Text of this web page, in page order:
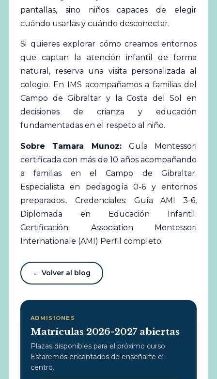
pantallas, sino niños capaces de elegir
cuándo usarlas y cuándo desconectar.
Si quieres explorar cómo creamos entornos
que captan la atención infantil de forma
natural, reserva una visita personalizada al
colegio. En IMS acompañamos a familias del
Campo de Gibraltar y la Costa del Sol en
decisiones de crianza y educación
fundamentadas en el respeto al niño.
Sobre Tamara Munoz: Guía Montessori
certificada con más de 10 años acompañando
a familias en el Campo de Gibraltar.
Especialista en pedagogía 0-6 y entornos
preparados.. Credenciales: Guía AMI 3-6,
Diplomada en Educación Infantil.
Certificación: Association Montessori
Internationale (AMI) Perfil completo.
← Volver al blog
ADMISIONES
Matrículas 2026-2027 abiertas
Plazas disponibles para el próximo curso.
Estaremos encantados de enseñarte el
centro.